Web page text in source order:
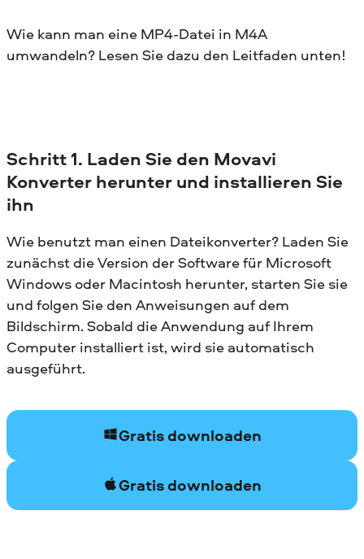
Wie kann man eine MP4-Datei in M4A
umwandeln? Lesen Sie dazu den Leitfaden unten!
Schritt 1. Laden Sie den Movavi
Konverter herunter und installieren Sie
ihn
Wie benutzt man einen Dateikonverter? Laden Sie
zunächst die Version der Software für Microsoft
Windows oder Macintosh herunter, starten Sie sie
und folgen Sie den Anweisungen auf dem
Bildschirm. Sobald die Anwendung auf Ihrem
Computer installiert ist, wird sie automatisch
ausgeführt.
Gratis downloaden
Gratis downloaden